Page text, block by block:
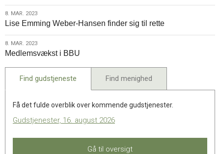
2023
8.
mar.
2023
8. MAR. 2023
Lise Emming Weber-Hansen finder sig til rette
8.
mar.
2023
8. MAR. 2023
Medlemsvækst i BBU
Find gudstjeneste Find menighed
Få det fulde overblik over kommende gudstjenester.
Gudstjenester, 16. august 2026
Gå til oversigt